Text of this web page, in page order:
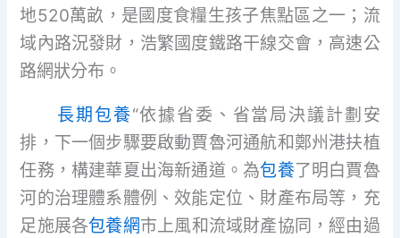
地520萬畝，是國度食糧生孩子焦點區之一；流
域內路況發財，浩繁國度鐵路干線交會，高速公
路網狀分布。
長期包養“依據省委、省當局決議計劃安
排，下一個步驟要啟動賈魯河通航和鄭州港扶植
任務，構建華夏出海新通道。為包養了明白賈魯
河的治理體系體例、效能定位、財產布局等，充
足施展各包養網市上風和流域財產協同，經由過